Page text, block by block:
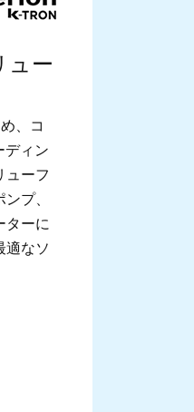
ュー
、コ
ディン
ューフ
プ、
ターに
適なソ